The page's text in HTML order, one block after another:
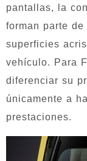
pantallas, la
forman parte
superficies
vehículo. Para
diferenciar su
únicamente a
prestaciones.